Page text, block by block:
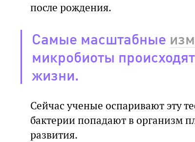
после рождения.
Самые масштабные
микробиоты
жизни.
Сейчас ученые оспаривают эту
бактерии попадают в организм
развития.